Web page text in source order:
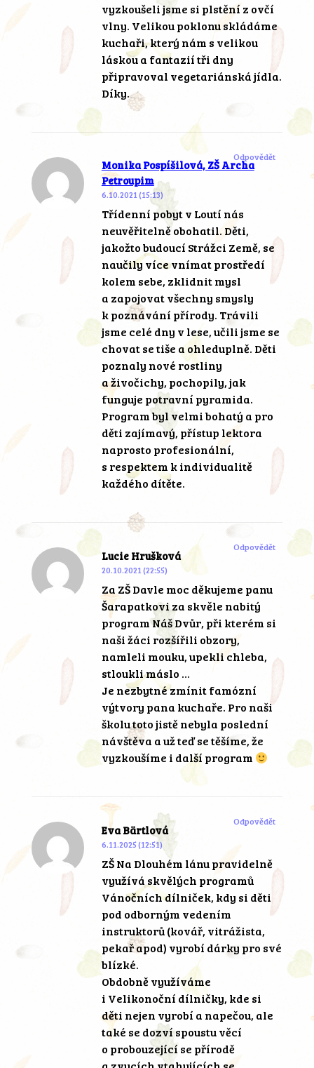
vyzkoušeli jsme si plstění z ovčí
vlny. Velikou poklonu skládáme
kuchaři, který nám s velikou
láskou a fantazií tři dny
připravoval vegetariánská jídla.
Díky.
Monika Pospíšilová, ZŠ Archa
Petroupim
6.10.2021 (15:13)
Třídenní pobyt v Loutí nás
neuvěřitelně obohatil. Děti,
jakožto budoucí Strážci Země, se
naučily více vnímat prostředí
kolem sebe, zklidnit mysl
a zapojovat všechny smysly
k poznávání přírody. Trávili
jsme celé dny v lese, učili jsme se
chovat se tiše a ohleduplně. Děti
poznaly nové rostliny
a živočichy, pochopily, jak
funguje potravní pyramida.
Program byl velmi bohatý a pro
děti zajímavý, přístup lektora
naprosto profesionální,
s respektem k individualitě
každého dítěte.
Odpovědět
Lucie Hrušková
20.10.2021 (22:55)
Za ZŠ Davle moc děkujeme panu
Šarapatkovi za skvěle nabitý
program Náš Dvůr, při kterém si
naši žáci rozšířili obzory,
namleli mouku, upekli chleba,
stloukli máslo …
Je nezbytné zmínit famózní
výtvory pana kuchaře. Pro naši
školu toto jistě nebyla poslední
návštěva a už teď se těšíme, že
vyzkoušíme i další program
Odpovědět
Eva Bärtlová
6.11.2025 (12:51)
ZŠ Na Dlouhém lánu pravidelně
využívá skvělých programů
Vánočních dílniček, kdy si děti
pod odborným vedením
instruktorů (kovář, vitrážista,
pekař apod) vyrobí dárky pro své
blízké.
Obdobně využíváme
i Velikonoční dílničky, kde si
děti nejen vyrobí a napečou, ale
také se dozví spoustu věcí
o probouzející se přírodě
Odpovědět